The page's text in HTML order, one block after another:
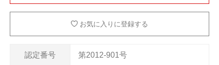
認定番号 第2012-901号
お気に入りに登録する